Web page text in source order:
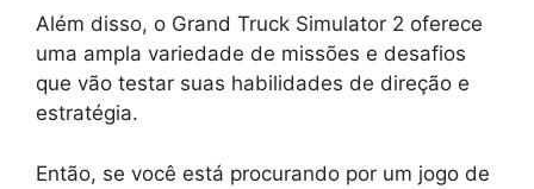
Além disso, o Grand Truck Simulator 2 oferece
uma ampla variedade de missões e desafios
que vão testar suas habilidades de direção e
estratégia.
Então, se você está procurando por um jogo de